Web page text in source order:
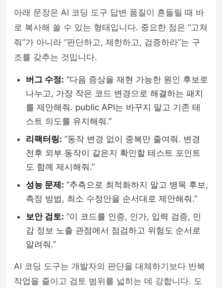
아래 문장은 AI 코딩 도구 답변 품질이 흔들릴 때 바
로 복사해 쓸 수 있는 형태입니다. 중요한 점은 “고쳐
줘”가 아니라 “판단하고, 제한하고, 검증하라”는 구
조를 갖추는 것입니다.
버그 수정: “다음 증상을 재현 가능한 원인 후보로
나누고, 가장 작은 코드 변경으로 해결하는 패치
를 제안해줘. public API는 바꾸지 말고 기존 테
스트 의도를 유지해줘.”
리팩터링: “동작 변경 없이 중복만 줄여줘. 변경
전후 외부 동작이 같은지 확인할 테스트 포인트
도 함께 제시해줘.”
성능 문제: “추측으로 최적화하지 말고 병목 후보,
측정 방법, 최소 수정안을 순서대로 제안해줘.”
보안 검토: “이 코드를 인증, 인가, 입력 검증, 민
감 정보 노출 관점에서 점검하고 위험도 순서로
알려줘.”
AI 코딩 도구는 개발자의 판단을 대체하기보다 반복
작업을 줄이고 검토 범위를 넓히는 데 강합니다. 도